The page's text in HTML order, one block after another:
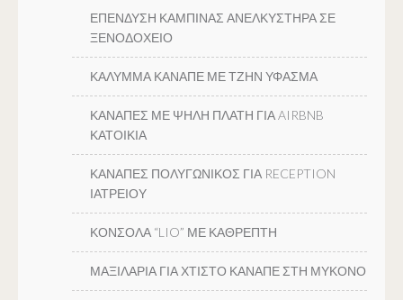
ΕΠΕΝΔΥΣΗ ΚΑΜΠΙΝΑΣ ΑΝΕΛΚΥΣΤΗΡΑ ΣΕ
ΞΕΝΟΔΟΧΕΙΟ
ΚΑΛΥΜΜΑ ΚΑΝΑΠΕ ΜΕ ΤΖΗΝ ΥΦΑΣΜΑ
ΚΑΝΑΠΕΣ ΜΕ ΨΗΛΗ ΠΛΑΤΗ ΓΙΑ AIRBNB
ΚΑΤΟΙΚΙΑ
ΚΑΝΑΠΕΣ ΠΟΛΥΓΩΝΙΚΟΣ ΓΙΑ RECEPTION
ΙΑΤΡΕΙΟΥ
ΚΟΝΣΟΛΑ “LIO” ΜΕ ΚΑΘΡΕΠΤΗ
ΜΑΞΙΛΑΡΙΑ ΓΙΑ ΧΤΙΣΤΟ ΚΑΝΑΠΕ ΣΤΗ ΜΥΚΟΝΟ